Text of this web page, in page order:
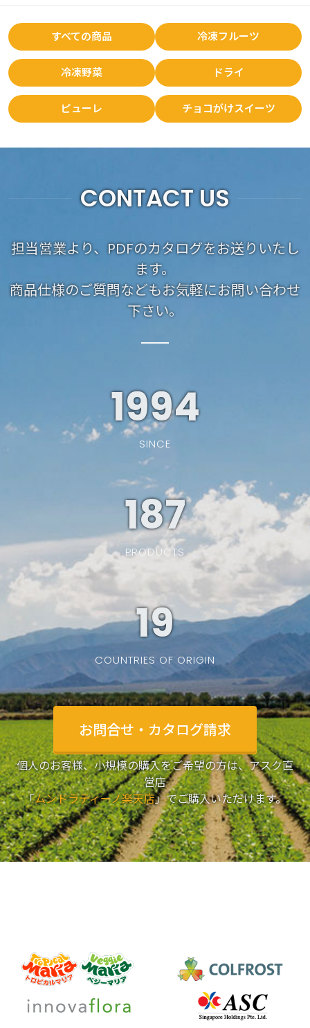
すべての商品 冷凍フルーツ
冷凍野菜 ドライ
ピューレ チョコがけスイーツ
CONTACT US
担当営業より、PDFのカタログをお送りいたし
ます。
商品仕様のご質問などもお気軽にお問い合わせ
下さい。
1994
SINCE
187
PRODUCTS
19
COUNTRIES OF ORIGIN
お問合せ・カタログ請求
個人のお客様、小規模の購入をご希望の方は、アスク直
営店
「ムンドラティーノ楽天店」でご購入いただけます。